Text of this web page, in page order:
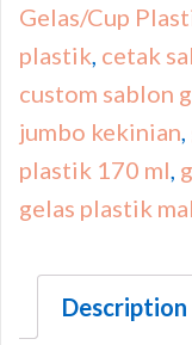
Gelas/Cup
plastik cetak
custom sablon
jumbo kekinian
plastik 170 ml
gelas plastik
Description